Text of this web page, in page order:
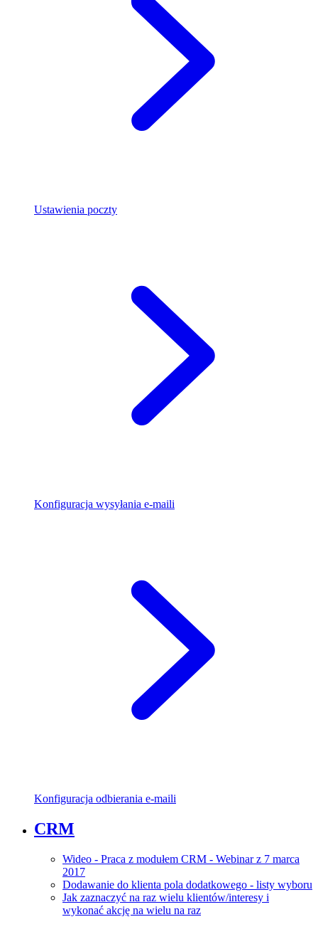
Ustawienia poczty
Konfiguracja wysyłania e-maili
Konfiguracja odbierania e-maili
CRM
Wideo - Praca z modułem CRM - Webinar z 7 marca
2017
Dodawanie do klienta pola dodatkowego - listy wyboru
Jak zaznaczyć na raz wielu klientów/interesy i
wykonać akcję na wielu na raz